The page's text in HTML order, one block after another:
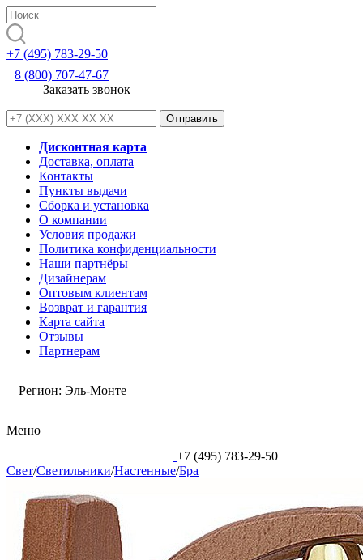
+7 (495) 783-29-50
8 (800) 707-47-67
Заказать звонок
Дисконтная карта
Доставка, оплата
Контакты
Пункты выдачи
Сборка и установка
О компании
Условия продажи
Политика конфиденциальности
Наши партнёры
Дизайнерам
Оптовым клиентам
Возврат и гарантия
Карта сайта
Отзывы
Партнерам
Регион: Эль-Монте
Меню
+7 (495) 783-29-50
Свет/Светильники/Настенные/Бра